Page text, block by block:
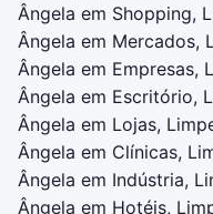
Ângela em Shopping,
Ângela em Mercados,
Ângela em Empresas,
Ângela em Escritório,
Ângela em Lojas,
Ângela em Clínicas,
Ângela em Indústria,
Ângela em Hotéis,